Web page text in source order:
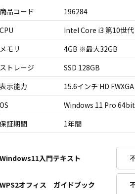
商品コード
196284
CPU
Intel Core i3 第10世
メモリ
4GB ※最大32GB
ストレージ
SSD 128GB
表示能力
15.6インチ HD
OS
Windows 11 Pro 64bit
保証期間
1年間
Windows11入門テキスト
WPS2オフィス ガイドブック